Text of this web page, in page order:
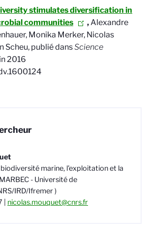
stimulates diversification in
communities
,Alexandre
Monika Merker, Nicolas
Scheu, publié dansScience
2016
marine, l'exploitation et la
- Université de
IRD/Ifremer )
nicolas.mouquet@cnrs.fr